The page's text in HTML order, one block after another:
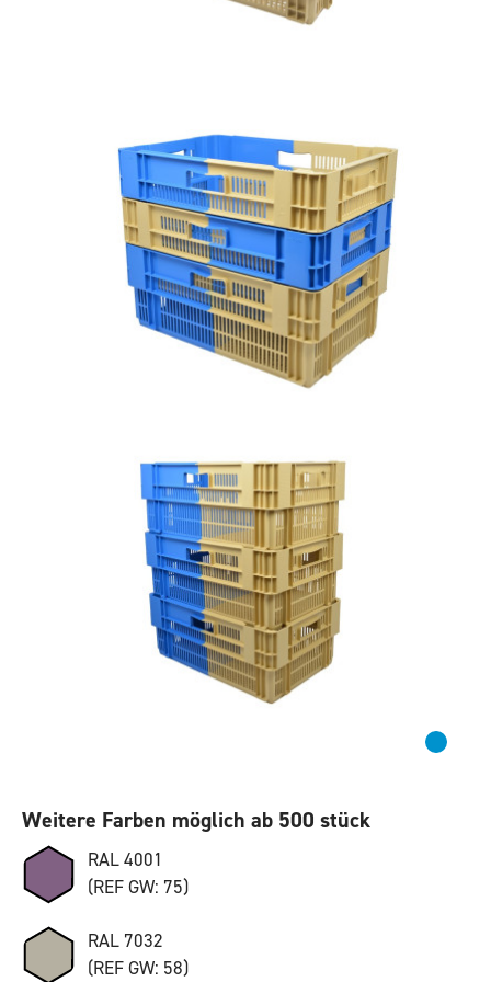
Weitere Farben möglich ab 500 stück
RAL 4001
(REF GW: 75)
RAL 7032
(REF GW: 58)